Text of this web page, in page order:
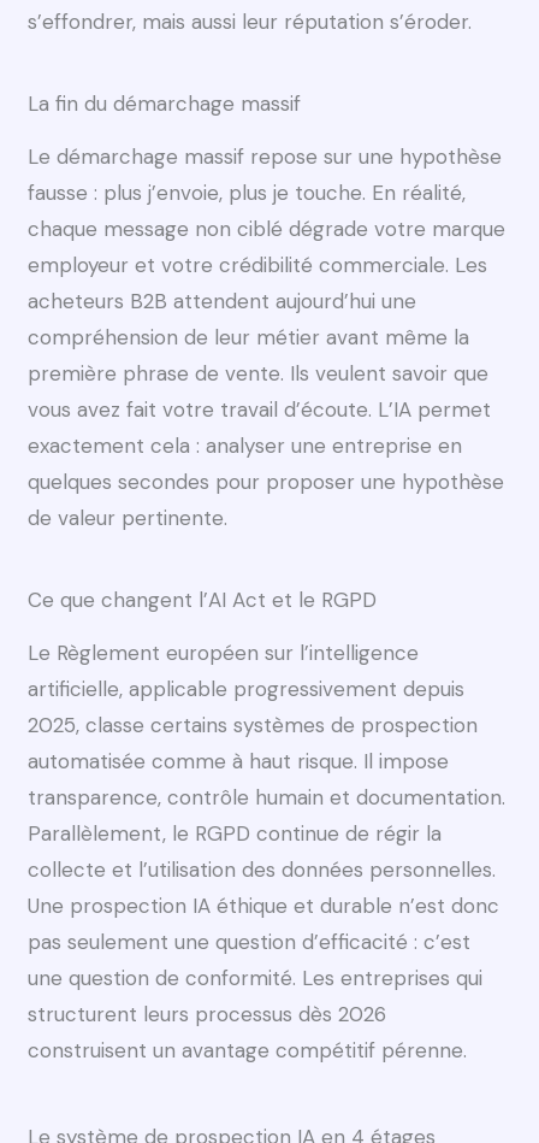
s’effondrer, mais aussi leur réputation s’éroder.
La fin du démarchage massif
Le démarchage massif repose sur une hypothèse
fausse : plus j’envoie, plus je touche. En réalité,
chaque message non ciblé dégrade votre marque
employeur et votre crédibilité commerciale. Les
acheteurs B2B attendent aujourd’hui une
compréhension de leur métier avant même la
première phrase de vente. Ils veulent savoir que
vous avez fait votre travail d’écoute. L’IA permet
exactement cela : analyser une entreprise en
quelques secondes pour proposer une hypothèse
de valeur pertinente.
Ce que changent l’AI Act et le RGPD
Le Règlement européen sur l’intelligence
artificielle, applicable progressivement depuis
2025, classe certains systèmes de prospection
automatisée comme à haut risque. Il impose
transparence, contrôle humain et documentation.
Parallèlement, le RGPD continue de régir la
collecte et l’utilisation des données personnelles.
Une prospection IA éthique et durable n’est donc
pas seulement une question d’efficacité : c’est
une question de conformité. Les entreprises qui
structurent leurs processus dès 2026
construisent un avantage compétitif pérenne.
Le système de prospection IA en 4 étages